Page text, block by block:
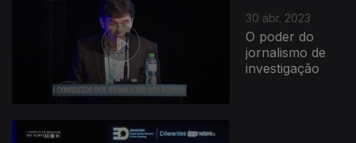
30 abr. 2023
O poder do
jornalismo de
investigação